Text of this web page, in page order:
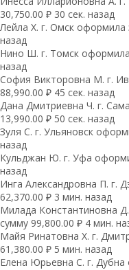
30,750.00 ₽ 30 сек. назад
Лейла Х. г. Омск оформила
назад
Нино Ш. г. Томск оформила
назад
София Викторовна М. г.
88,990.00 ₽ 45 сек. назад
Дана Дмитриевна Ч. г.
13,990.00 ₽ 50 сек. назад
Зуля С. г. Ульяновск
назад
Кульджан Ю. г. Уфа
назад
Инга Александровна П. г.
62,370.00 ₽ 3 мин. назад
Милада Константиновна
сумму 99,800.00 ₽ 4 мин.
Майя Ринатовна Х. г.
61,380.00 ₽ 5 мин. назад
Елена Юрьевна С. г. Дубна